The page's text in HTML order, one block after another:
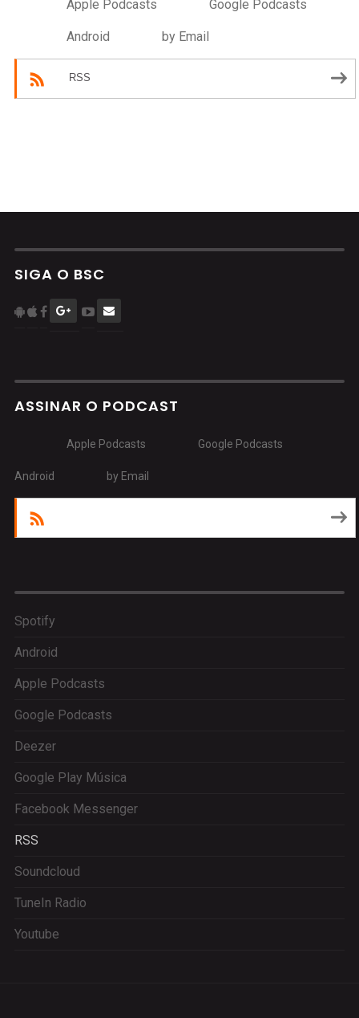
Apple Podcasts Google Podcasts
Android by Email
RSS
SIGA O BSC
ASSINAR O PODCAST
Apple Podcasts Google Podcasts
Android by Email
Spotify
Android
Apple Podcasts
Google Podcasts
Deezer
Google Play Música
Facebook Messenger
RSS
Soundcloud
TuneIn Radio
Youtube